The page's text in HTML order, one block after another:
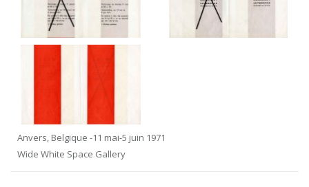
Anvers, Belgique -11 mai-5 juin 1971
Wide White Space Gallery